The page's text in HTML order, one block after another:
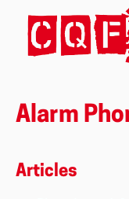
Alarm
Articles